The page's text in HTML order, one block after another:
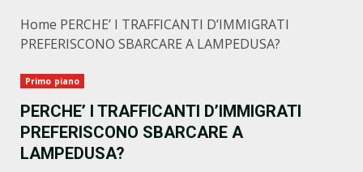
Home PERCHE’ I TRAFFICANTI D’IMMIGRATI
PREFERISCONO SBARCARE A LAMPEDUSA?
Primo piano
PERCHE’ I TRAFFICANTI D’IMMIGRATI
PREFERISCONO SBARCARE A
LAMPEDUSA?